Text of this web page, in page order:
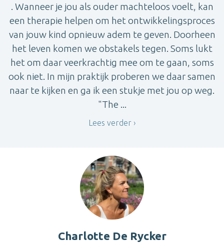
. Wanneer je jou als ouder machteloos voelt, kan
een therapie helpen om het ontwikkelingsproces
van jouw kind opnieuw adem te geven. Doorheen
het leven komen we obstakels tegen. Soms lukt
het om daar veerkrachtig mee om te gaan, soms
ook niet. In mijn praktijk proberen we daar samen
naar te kijken en ga ik een stukje met jou op weg.
"The ...
Lees verder
Charlotte De Rycker